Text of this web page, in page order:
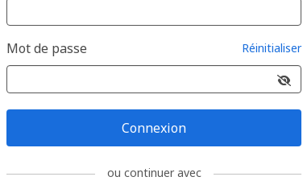
Mot de passe Réinitialiser
Connexion
ou continuer avec